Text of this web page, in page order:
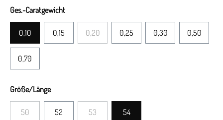
Ges.-Caratgewicht
0,10 0,15 0,20 0,25 0,30 0,50
0,70
Größe/Länge
50 52 53 54